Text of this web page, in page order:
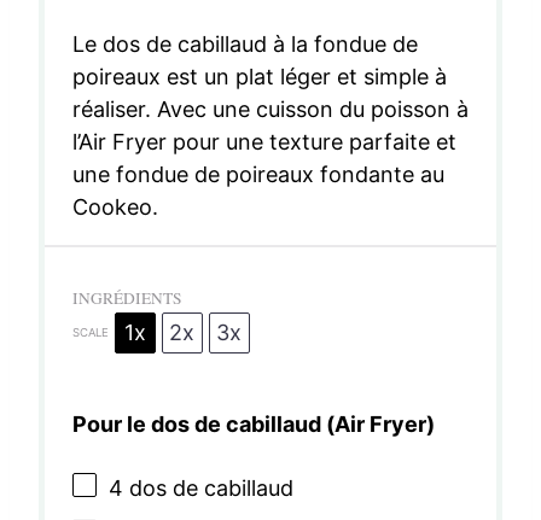
Le dos de cabillaud à la fondue de
poireaux est un plat léger et simple à
réaliser. Avec une cuisson du poisson à
l’Air Fryer pour une texture parfaite et
une fondue de poireaux fondante au
Cookeo.
INGRÉDIENTS
SCALE 1x 2x 3x
Pour le dos de cabillaud (Air Fryer)
4 dos de cabillaud